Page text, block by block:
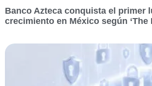
Banco Azteca conquista el primer
crecimiento en México según ‘The